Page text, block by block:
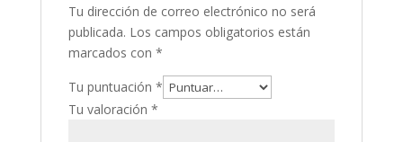
Tu dirección de correo electrónico no será
publicada. Los campos obligatorios están
marcados con *
Tu puntuación *
Tu valoración *